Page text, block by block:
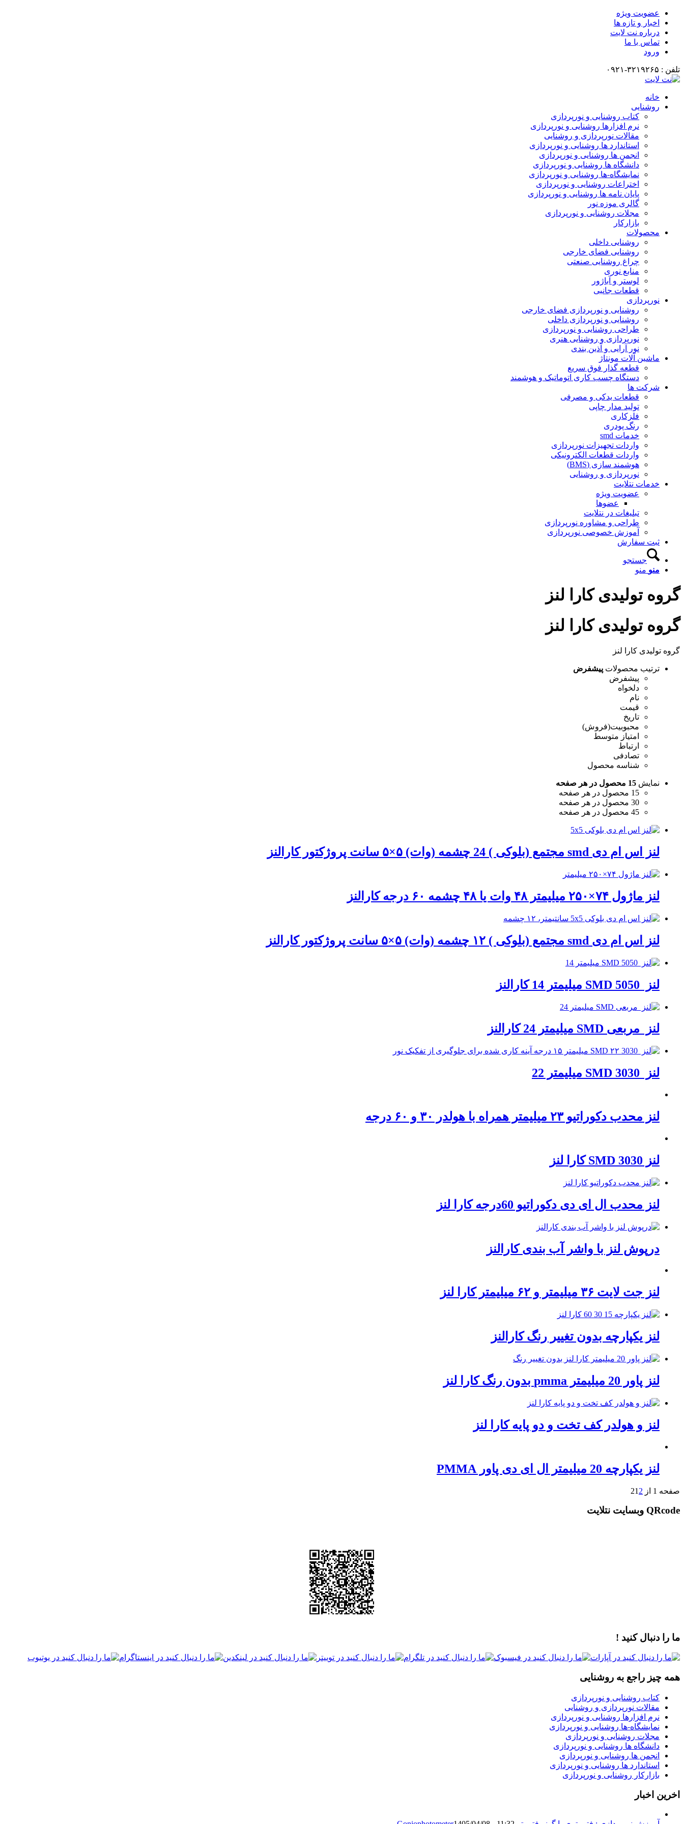
عضویت ویژه
اخبار و تازه ها
درباره نت لایت
تماس با ما
ورود
تلفن : ۳۲۱۹۲۶۵-۰۹۲۱
خانه
روشنایی
کتاب روشنایی و نورپردازی
نرم افزارها روشنایی و نورپردازی
مقالات نورپردازی و روشنایی
استاندارد ها روشنایی و نورپردازی
انجمن ها روشنایی و نورپردازی
دانشگاه ها روشنایی و نورپردازی
نمایشگاه-ها روشنایی و نورپردازی
اختراعات روشنایی و نورپردازی
پایان نامه ها روشنایی و نورپردازی
گالری موزه نور
مجلات روشنایی و نورپردازی
بازارکار
محصولات
روشنایی داخلی
روشنایی فضای خارجی
چراغ روشنایی صنعتی
منابع نوری
لوستر و آباژور
قطعات جانبی
نورپردازی
روشنایی و نورپردازی فضای خارجی
روشنایی و نورپردازی داخلی
طراحی روشنایی و نورپردازی
نورپردازی و روشنایی هنری
نور آرایی و آذین بندی
ماشین آلات مونتاژ
قطعه گذار فوق سریع
دستگاه چسب کاری اتوماتیک و هوشمند
شرکت ها
قطعات یدکی و مصرفی
تولید مدار چاپی
فلزکاری
رنگ پودری
خدمات smd
واردات تجهیزات نورپردازی
واردات قطعات الکترونیکی
هوشمند سازی (BMS)
نورپردازی و روشنایی
خدمات نتلایت
عضویت ویژه
عضوها
تبلیغات در نتلایت
طراحی و مشاوره نورپردازی
آموزش خصوصی نورپردازی
ثبت سفارش
جستجو
منو منو
گروه تولیدی کارا لنز
گروه تولیدی کارا لنز
گروه تولیدی کارا لنز
ترتیب محصولات پیشفرض
پیشفرض
دلخواه
نام
قیمت
تاریخ
محبوبیت(فروش)
امتیاز متوسط
ارتباط
تصادفی
شناسه محصول
نمایش 15 محصول در هر صفحه
15 محصول در هر صفحه
30 محصول در هر صفحه
45 محصول در هر صفحه
لنز اس ام دی smd مجتمع (بلوکی ) 24 چشمه (وات) ۵×۵ سانت پروژکتور کارالنز
لنز ماژول ۷۴×۲۵۰ میلیمتر ۴۸ وات یا ۴۸ چشمه ۶۰ درجه کارالنز
لنز اس ام دی smd مجتمع (بلوکی ) ۱۲ چشمه (وات) ۵×۵ سانت پروژکتور کارالنز
لنز 5050 SMD میلیمتر 14 کارالنز
لنز مربعی SMD میلیمتر 24 کارالنز
لنز 3030 SMD میلیمتر 22
لنز محدب دکوراتیو ۲۳ میلیمتر همراه با هولدر ۳۰ و ۶۰ درجه
لنز 3030 SMD کارا لنز
لنز محدب ال ای دی دکوراتیو 60درجه کارا لنز
درپوش لنز با واشر آب بندی کارالنز
لنز جت لایت ۳۶ میلیمتر و ۶۲ میلیمتر کارا لنز
لنز یکپارچه بدون تغییر رنگ کارالنز
لنز پاور 20 میلیمتر pmma بدون رنگ کارا لنز
لنز و هولدر کف تخت و دو پایه کارا لنز
لنز یکپارچه 20 میلیمتر ال ای دی پاور PMMA
صفحه 1 از 2 1 2
QRcode وبسایت نتلایت
ما را دنبال کنید !
همه چیز راجع به روشنایی
کتاب روشنایی و نورپردازی
مقالات نورپردازی و روشنایی
نرم افزارها روشنایی و نورپردازی
نمایشگاه-ها روشنایی و نورپردازی
مجلات روشنایی و نورپردازی
دانشگاه ها روشنایی و نورپردازی
انجمن ها روشنایی و نورپردازی
استاندارد ها روشنایی و نورپردازی
بازارکار روشنایی و نورپردازی
اخرین اخبار